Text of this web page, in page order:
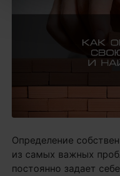
Определение
из самых важных
постоянно задает